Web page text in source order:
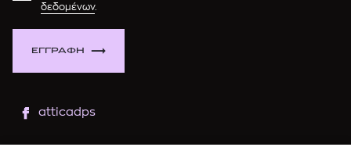
ΕΓΓΡΑΦΗ
δεδομένων.
atticadps